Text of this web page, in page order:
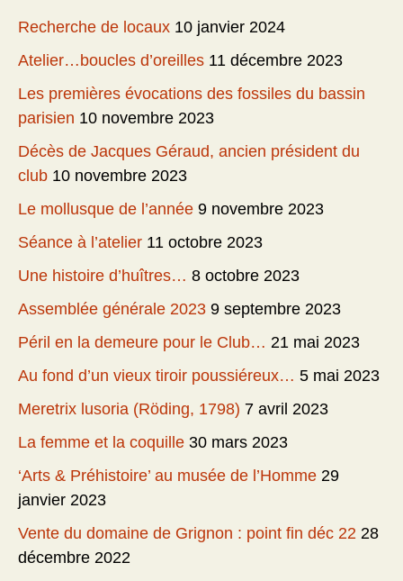
Recherche de locaux 10 janvier 2024
Atelier…boucles d’oreilles 11 décembre 2023
Les premières évocations des fossiles du bassin
parisien 10 novembre 2023
Décès de Jacques Géraud, ancien président du
club 10 novembre 2023
Le mollusque de l’année 9 novembre 2023
Séance à l’atelier 11 octobre 2023
Une histoire d’huîtres… 8 octobre 2023
Assemblée générale 2023 9 septembre 2023
Péril en la demeure pour le Club… 21 mai 2023
Au fond d’un vieux tiroir poussiéreux… 5 mai 2023
Meretrix lusoria (Röding, 1798) 7 avril 2023
La femme et la coquille 30 mars 2023
‘Arts & Préhistoire’ au musée de l’Homme 29
janvier 2023
Vente du domaine de Grignon : point fin déc 22 28
décembre 2022